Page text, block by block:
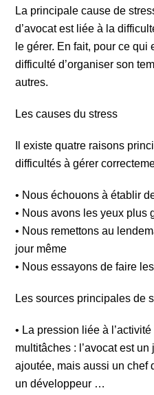
La principale cause de
d’avocat est liée à la
le gérer. En fait, pour ce qui
difficulté d’organiser son
autres.
Les causes du stress
Il existe quatre raisons
difficultés à gérer
• Nous échouons à établir
• Nous avons les yeux plus
• Nous remettons au
jour même
• Nous essayons de faire
Les sources principales de
• La pression liée à
multitâches : l’avocat est
ajoutée, mais aussi un chef
un développeur …